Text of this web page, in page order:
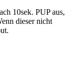
10sek. PUP aus,
dieser nicht